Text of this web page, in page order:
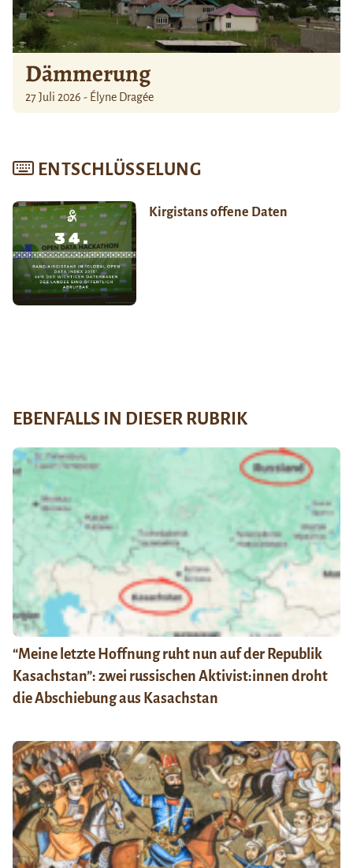
Dämmerung
27 Juli 2026 - Élyne Dragée
ENTSCHLÜSSELUNG
Kirgistans offene Daten
EBENFALLS IN DIESER RUBRIK
“Meine letzte Hoffnung ruht nun auf der Republik
Kasachstan”: zwei russischen Aktivist:innen droht
die Abschiebung aus Kasachstan